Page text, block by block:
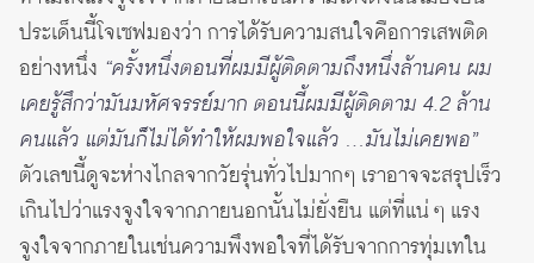
ประเด็นนี้โจเซฟมองว่า การได้รับความสนใจคือการเสพติด
อย่างหนึ่ง “ครั้งหนึ่งตอนที่ผมมีผู้ติดตามถึงหนึ่งล้านคน ผม
เคยรู้สึกว่ามันมหัศจรรย์มาก ตอนนี้ผมมีผู้ติดตาม 4.2 ล้าน
คนแล้ว แต่มันก็ไม่ได้ทำให้ผมพอใจแล้ว …มันไม่เคยพอ”
ตัวเลขนี้ดูจะห่างไกลจากวัยรุ่นทั่วไปมากๆ เราอาจจะสรุปเร็ว
เกินไปว่าแรงจูงใจจากภายนอกนั้นไม่ยั่งยืน แต่ที่แน่ ๆ แรง
จูงใจจากภายในเช่นความพึงพอใจที่ได้รับจากการทุ่มเทใน